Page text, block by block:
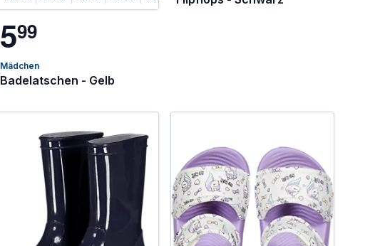
599
Mädchen
Badelatschen - Gelb